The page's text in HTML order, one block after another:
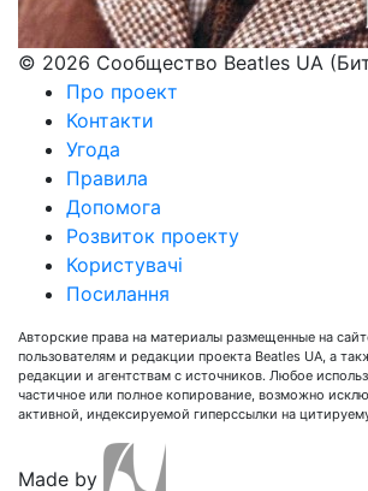
© 2026 Сообщество Beatles UA
Про проект
Контакти
Угода
Правила
Допомога
Розвиток проекту
Користувачі
Посилання
Авторские права на материалы размещенные на
пользователям и редакции проекта Beatles UA, а
редакции и агентствам с источников. Любое
частичное или полное копирование, возможно
активной, индексируемой гиперссылки на
Made by